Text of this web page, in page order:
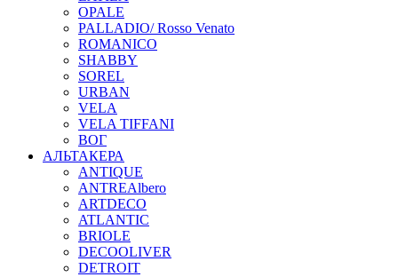
OPALE
PALLADIO/ Rosso Venato
ROMANICO
SHABBY
SOREL
URBAN
VELA
VELA TIFFANI
ВОГ
АЛЬТАКЕРА
ANTIQUE
ANTREAlbero
ARTDECO
ATLANTIC
BRIOLE
DECOOLIVER
DETROIT